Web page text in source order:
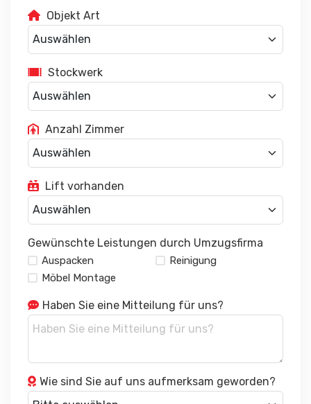
Objekt Art
Stockwerk
Anzahl Zimmer
Lift vorhanden
Gewünschte Leistungen durch Umzugsfirma
Auspacken
Reinigung
Möbel Montage
Haben Sie eine Mitteilung für uns?
Wie sind Sie auf uns aufmerksam geworden?